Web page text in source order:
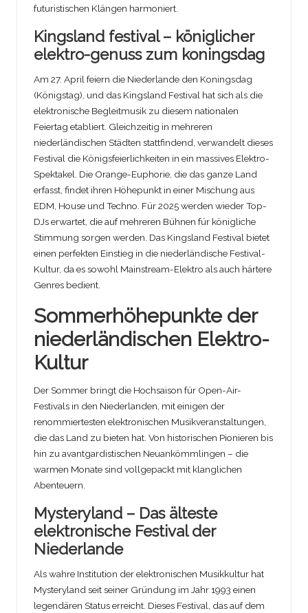
futuristischen Klängen harmoniert.
Kingsland festival – königlicher
elektro-genuss zum koningsdag
Am 27. April feiern die Niederlande den Koningsdag
(Königstag), und das Kingsland Festival hat sich als die
elektronische Begleitmusik zu diesem nationalen
Feiertag etabliert. Gleichzeitig in mehreren
niederländischen Städten stattfindend, verwandelt dieses
Festival die Königsfeierlichkeiten in ein massives Elektro-
Spektakel. Die Orange-Euphorie, die das ganze Land
erfasst, findet ihren Höhepunkt in einer Mischung aus
EDM, House und Techno. Für 2025 werden wieder Top-
DJs erwartet, die auf mehreren Bühnen für königliche
Stimmung sorgen werden. Das Kingsland Festival bietet
einen perfekten Einstieg in die niederländische Festival-
Kultur, da es sowohl Mainstream-Elektro als auch härtere
Genres bedient.
Sommerhöhepunkte der
niederländischen Elektro-
Kultur
Der Sommer bringt die Hochsaison für Open-Air-
Festivals in den Niederlanden, mit einigen der
renommiertesten elektronischen Musikveranstaltungen,
die das Land zu bieten hat. Von historischen Pionieren bis
hin zu avantgardistischen Neuankömmlingen – die
warmen Monate sind vollgepackt mit klanglichen
Abenteuern.
Mysteryland – Das älteste
elektronische Festival der
Niederlande
Als wahre Institution der elektronischen Musikkultur hat
Mysteryland seit seiner Gründung im Jahr 1993 einen
legendären Status erreicht. Dieses Festival, das auf dem